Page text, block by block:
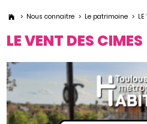
Nous connaitre Le patrimoine
LE VENT DES CIMES